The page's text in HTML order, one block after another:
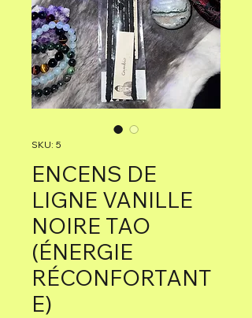
SKU: 5
ENCENS DE
LIGNE VANILLE
NOIRE TAO
(ÉNERGIE
RÉCONFORTANT
E)